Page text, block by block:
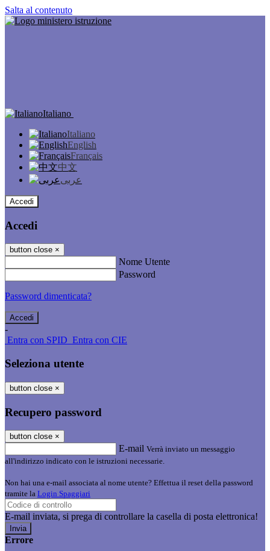
Salta al contenuto
Italiano
Italiano
English
Français
中文
عربى
Accedi
Accedi
button close ×
Nome Utente
Password
Password dimenticata?
-
Entra con SPID Entra con CIE
Seleziona utente
button close ×
Recupero password
button close ×
E-mail Verrà inviato un messaggio
all'indirizzo indicato con le istruzioni necessarie.
Non hai una e-mail associata al nome utente? Effettua il reset della password
tramite la Login Spaggiari
E-mail inviata, si prega di controllare la casella di posta elettronica!
Errore